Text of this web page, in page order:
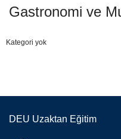
Gastronomi ve
Kategori yok
DEU Uzaktan Eğitim